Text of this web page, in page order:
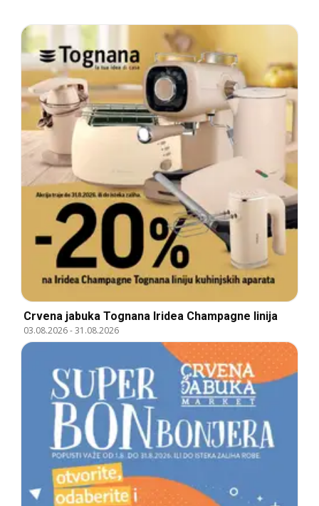
Crvena jabuka Tognana Iridea Champagne linija
03.08.2026-31.08.2026